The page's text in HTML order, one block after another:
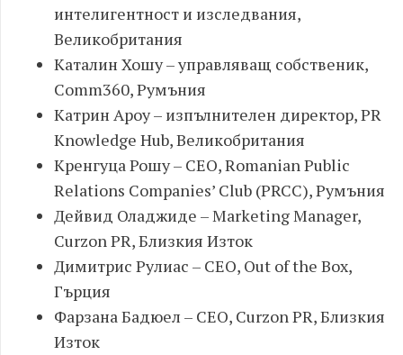
интелигентност и изследвания,
Великобритания
Каталин Хошу – управляващ собственик,
Comm360, Румъния
Катрин Ароу – изпълнителен директор, PR
Knowledge Hub, Великобритания
Кренгуца Рошу – CEO, Romanian Public
Relations Companies’ Club (PRCC), Румъния
Дейвид Оладжиде – Marketing Manager,
Curzon PR, Близкия Изток
Димитрис Рулиас – CEO, Out of the Box,
Гърция
Фарзана Бадюел – CEO, Curzon PR, Близкия
Изток